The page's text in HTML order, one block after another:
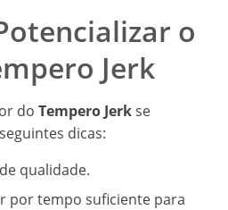
o
Jerk
do Tempero Jerkse
dicas:
qualidade.
por tempo suficiente para